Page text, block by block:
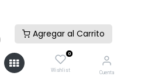
Agregar al Carrito
0
Wishlist Cuenta
Comprar ahora